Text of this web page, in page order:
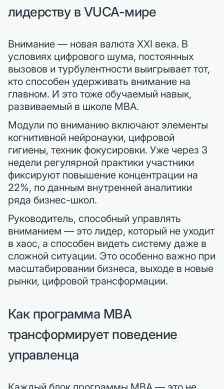
лидерству в VUCA-мире
Внимание — новая валюта XXI века. В
условиях цифрового шума, постоянных
вызовов и турбулентности выигрывает тот,
кто способен удерживать внимание на
главном. И это тоже обучаемый навык,
развиваемый в школе MBA.
Модули по вниманию включают элементы
когнитивной нейронауки, цифровой
гигиены, техник фокусировки. Уже через 3
недели регулярной практики участники
фиксируют повышение концентрации на
22%, по данным внутренней аналитики
ряда бизнес-школ.
Руководитель, способный управлять
вниманием — это лидер, который не уходит
в хаос, а способен видеть систему даже в
сложной ситуации. Это особенно важно при
масштабировании бизнеса, выходе в новые
рынки, цифровой трансформации.
Как программа MBA
трансформирует поведение
управленца